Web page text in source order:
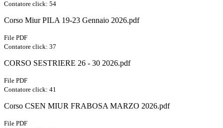
Contatore click: 54
Corso Miur PILA 19-23 Gennaio 2026.pdf
File PDF
Contatore click: 37
CORSO SESTRIERE 26 - 30 2026.pdf
File PDF
Contatore click: 41
Corso CSEN MIUR FRABOSA MARZO 2026.pdf
File PDF